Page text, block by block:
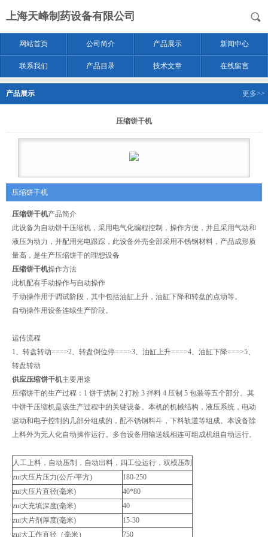
上海天峰制药设备有限公司
网站首页 公司简介 产品展示 新闻中心
联系我们 产品目录 技术文章 在线留言
产品展示 更多>>
压缩饼干机
压缩饼干机
压缩饼干机产品简介
此设备为自动饼干压缩机，采用电气化编程控制，操作方便，并且采用气动和
液压为动力，并配用光电跟踪，此设备外売全部采用不锈钢材料，产品成形质
量高，是生产压缩饼干的理想设备
压缩饼干机操作方法
此机配有手动操作与自动操作
手动操作用于调试阶段，其中包括油缸上升，油缸下降和转盘的点动等。
自动操作用设备连续生产阶段。
运传流程
1、转盘转动===>2、转盘倒位停===>3、油缸上升===>4、油缸下降===>5、
转盘转动
供应压缩饼干机主要用途
压缩饼干的生产过程：1 饼干烘制 2 打粉 3 拌料 4 压制 5 包装等五个部分。其
中饼干压缩机是该生产过程中的关键设备。本机的机械结构，液压系统，电动
驱动和电子控制的几部分组成的，配不锈钢料斗，下料轨道等组成。本设备除
上料外为无人化自动操作运行。多台设备用输送线相连可组成机组自动运行。
人工上料，自动压制，自动出料，四工位运行，双模压制
zui大压片压力(公斤/平方)
180-250
zui大压片直径(毫米)
40*80
zui大充填深度(毫米)
40
zui大片剂厚度(毫米)
15-30
zui大工作直径（毫米）
750